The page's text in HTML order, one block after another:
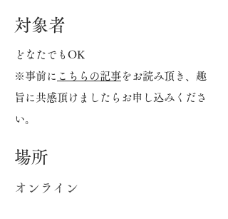
対象者
どなたでもOK
※事前に こちらの記事 をお読み頂き、趣
旨に共感頂けましたらお申し込みくださ
い。
場所
オンライン